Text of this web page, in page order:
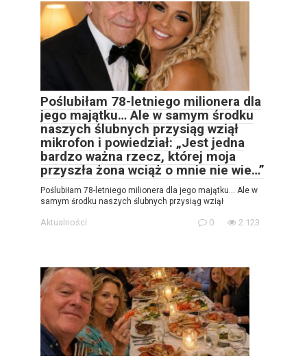
Poślubiłam 78-letniego milionera dla
jego majątku… Ale w samym środku
naszych ślubnych przysiąg wziął
mikrofon i powiedział: „Jest jedna
bardzo ważna rzecz, której moja
przyszła żona wciąż o mnie nie wie…”
Poślubiłam 78-letniego milionera dla jego majątku… Ale w
samym środku naszych ślubnych przysiąg wziął
Aktualności 0 2 123